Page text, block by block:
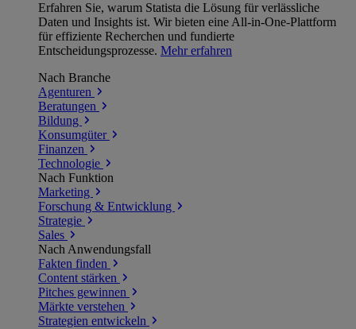
Erfahren Sie, warum Statista die Lösung für verlässliche
Daten und Insights ist. Wir bieten eine All-in-One-Plattform
für effiziente Recherchen und fundierte
Entscheidungsprozesse. Mehr erfahren
Nach Branche
Agenturen
Beratungen
Bildung
Konsumgüter
Finanzen
Technologie
Nach Funktion
Marketing
Forschung & Entwicklung
Strategie
Sales
Nach Anwendungsfall
Fakten finden
Content stärken
Pitches gewinnen
Märkte verstehen
Strategien entwickeln